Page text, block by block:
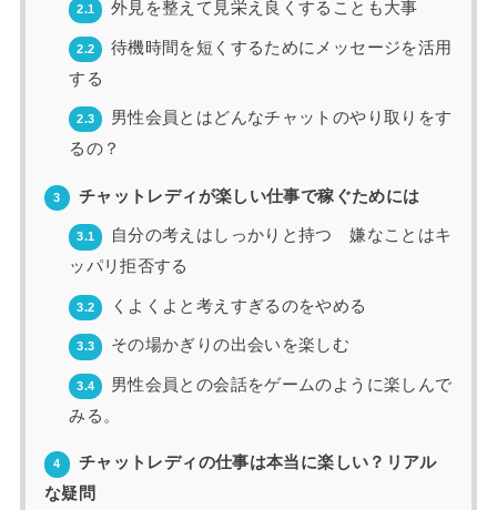
2.1 外見を整えて見栄え良くすることも大事
2.2
待機時間を短くするためにメッセージを活用
する
2.3
男性会員とはどんなチャットのやり取りをす
るの？
3 チャットレディが楽しい仕事で稼ぐためには
3.1
自分の考えはしっかりと持つ 嫌なことはキ
ッパリ拒否する
3.2 くよくよと考えすぎるのをやめる
3.3 その場かぎりの出会いを楽しむ
3.4
男性会員との会話をゲームのように楽しんで
みる。
4
チャットレディの仕事は本当に楽しい？リアル
な疑問